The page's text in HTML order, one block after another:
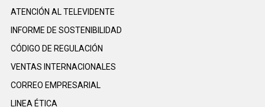
ATENCIÓN AL TELEVIDENTE
INFORME DE SOSTENIBILIDAD
CÓDIGO DE REGULACIÓN
VENTAS INTERNACIONALES
CORREO EMPRESARIAL
LINEA ÉTICA